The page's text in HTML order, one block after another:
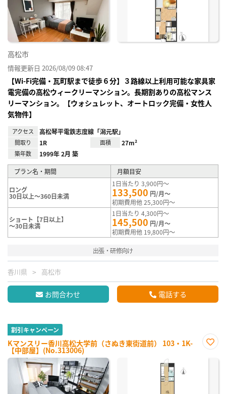
高松市
情報更新日 2026/08/09 08:47
【Wi-Fi完備・瓦町駅まで徒歩６分】３路線以上利用可能な家具家
電完備の高松ウィークリーマンション。長期割ありの高松マンス
リーマンション。【ウォシュレット、オートロック完備・女性人
気物件】
アクセス 高松琴平電鉄志度線「潟元駅」
間取り 1R 面積 27m²
築年数 1999年 2月 築
プラン名・期間 月額目安
ロング
30日以上～360日未満
1日当たり 3,900円～
133,500 円/月～
初期費用他 25,300円～
ショート【7日以上】
～30日未満
1日当たり 4,300円～
145,500 円/月～
初期費用他 19,800円～
出張・研修向け
香川県 高松市
お問合わせ 電話する
割引キャンペーン
Kマンスリー香川高松大学前（さぬき東街道前） 103・1K-
【中部屋】(No.313006)
に入